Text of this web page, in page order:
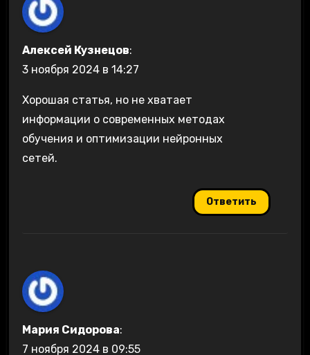
Алексей Кузнецов:
3 ноября 2024 в 14:27
Хорошая статья, но не хватает
информации о современных методах
обучения и оптимизации нейронных
сетей.
Ответить
Мария Сидорова:
7 ноября 2024 в 09:55